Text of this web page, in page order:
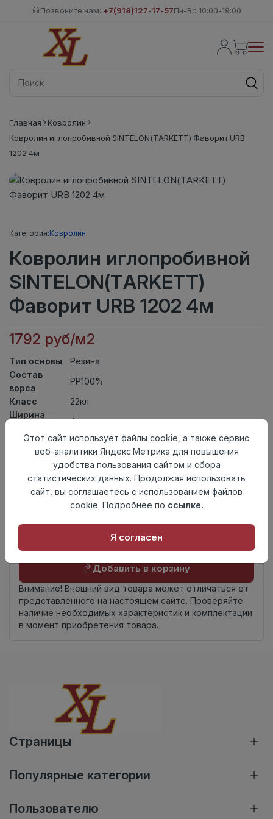
Позвоните нам: +7(918)127-17-57Пн-Вс 10:00-19:00
Главная
Ковролин
Ковролин иглопробивной SINTELON(TARKETT) Фаворит URB
1202 4м
Категория:Ковролин
Ковролин иглопробивной
SINTELON(TARKETT)
Фаворит URB 1202 4м
1792 руб/м2
Тип основы
Резина
Состав
ворса
PP100%
Класс
22кл
Ширина
4
АктуальностьАктуален
ковролина
Ковролин иглопробивной
Страна
происхождения
Сербия
Добавить в корзину
Внимание! Внешний вид товара может отличаться от
представленного на настоящем сайте. Проверяйте
наличие необходимых характеристик и комплектации
в момент приобретения товара.
Страницы
Популярные категории
Пользователю
Этот сайт использует файлы cookie, а также сервис
веб-аналитики Яндекс.Метрика для повышения
удобства пользования сайтом и сбора
статистических данных. Продолжая использовать
сайт, вы соглашаетесь с использованием файлов
cookie. Подробнее по ссылке.
Я согласен